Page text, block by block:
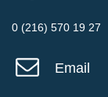
0 (216) 570 19 27
Email